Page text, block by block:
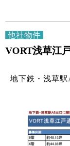
他社物件
VORT浅草江
地下鉄・浅草